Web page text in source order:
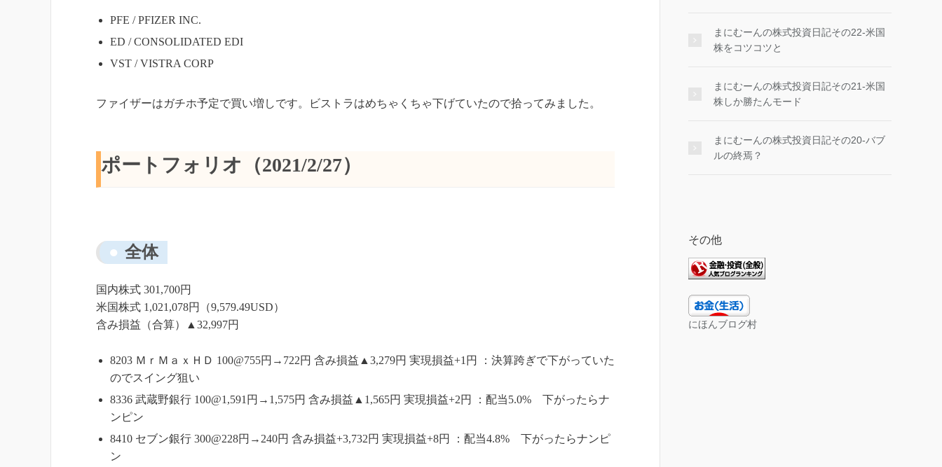
PFE / PFIZER INC.
ED / CONSOLIDATED EDI
VST / VISTRA CORP
ファイザーはガチホ予定で買い増しです。ビストラはめちゃくちゃ下げていたので拾ってみました。
ポートフォリオ（2021/2/27）
全体
国内株式 301,700円
米国株式 1,021,078円（9,579.49USD）
含み損益（合算）▲32,997円
8203 ＭｒＭａｘＨＤ 100@755円→722円 含み損益▲3,279円 実現損益+1円 ：決算跨ぎで下がっていた
のでスイング狙い
8336 武蔵野銀行 100@1,591円→1,575円 含み損益▲1,565円 実現損益+2円 ：配当5.0% 下がったらナ
ンピン
8410 セブン銀行 300@228円→240円 含み損益+3,732円 実現損益+8円 ：配当4.8% 下がったらナンピ
ン
まにむーんの株式投資日記その22-米国
株をコツコツと
まにむーんの株式投資日記その21-米国
株しか勝たんモード
まにむーんの株式投資日記その20-バブ
ルの終焉？
その他
にほんブログ村